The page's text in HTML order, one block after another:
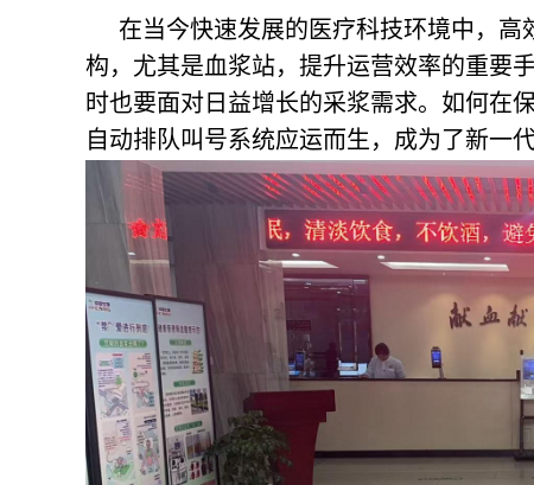
在当今快速发展的医疗科技环境中，
构，尤其是血浆站，提升运营效率的重要
时也要面对日益增长的采浆需求。如何在
自动排队叫号系统应运而生，成为了新一